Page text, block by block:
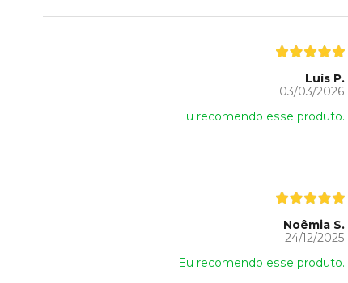
Luís P.
03/03/2026
Eu recomendo esse produto.
Noêmia S.
24/12/2025
Eu recomendo esse produto.